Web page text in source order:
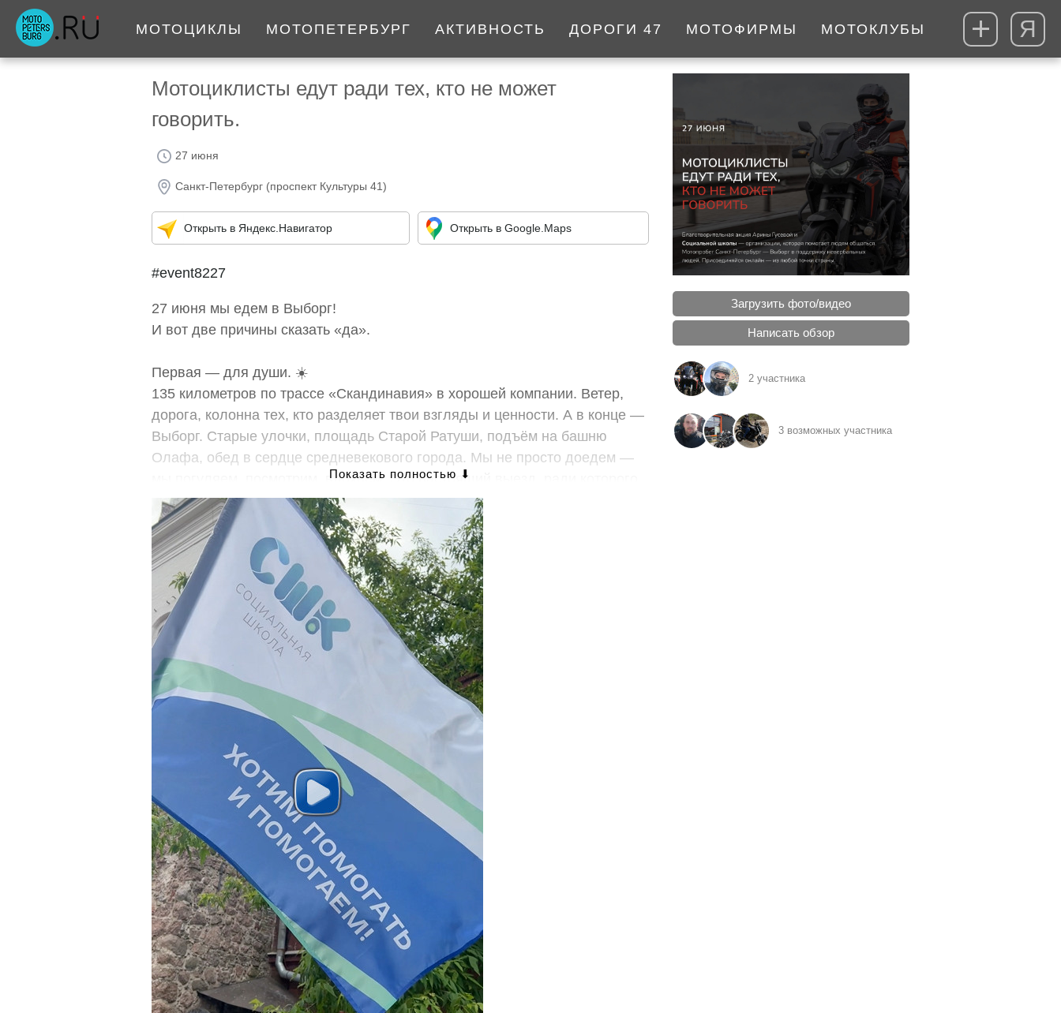
Я
ДОРОГИ 47 МОТОФИРМЫ
МОТОЦИКЛЫ МОТОПЕТЕРБУРГ АКТИВНОСТЬ МОТОКЛУБЫ
Загрузить фото/видео
Написать обзор
2 участника
3 возможных участника
Мотоциклисты едут ради тех, кто не может
говорить.
27 июня
Санкт-Петербург (проспект Культуры 41)
Открыть в Яндекс.Навигатор Открыть в Google.Maps
#event8227
27 июня мы едем в Выборг!
И вот две причины сказать «да».
Первая — для души. ☀️
135 километров по трассе «Скандинавия» в хорошей компании. Ветер,
дорога, колонна тех, кто разделяет твои взгляды и ценности. А в конце —
Выборг. Старые улочки, площадь Старой Ратуши, подъём на башню
Олафа, обед в сердце средневекового города. Мы не просто доедем —
мы погуляем, посмотрим, вдохнём. Это настоящий выезд, ради которого
стоит отложить дела.
Вторая — для сердца. ❤️
Потому что каждый мотор в колонне — это голос семьи, которую не
слышат. Дети и взрослые, которые не могут говорить, но которым есть что
сказать. Им помогают карточки, планшеты, специалисты по АДК. Всё это
дорого и часто недоступно. Мы собираем 720 000 рублей — это 3 месяца
сопровождения 10 семей. Без нас они останутся в тишине.
Ты можешь просто покататься и получить удовольствие.
И можешь стать тем, благодаря кому кто-то наконец скажет: «Я здесь».
В одном пробеге. В один день.
Присоединяйся к колонне.
Или поддержи онлайн, если не можешь быть с нами на трассе.
Но будь с нами!
social-education.ru/motoprobeg